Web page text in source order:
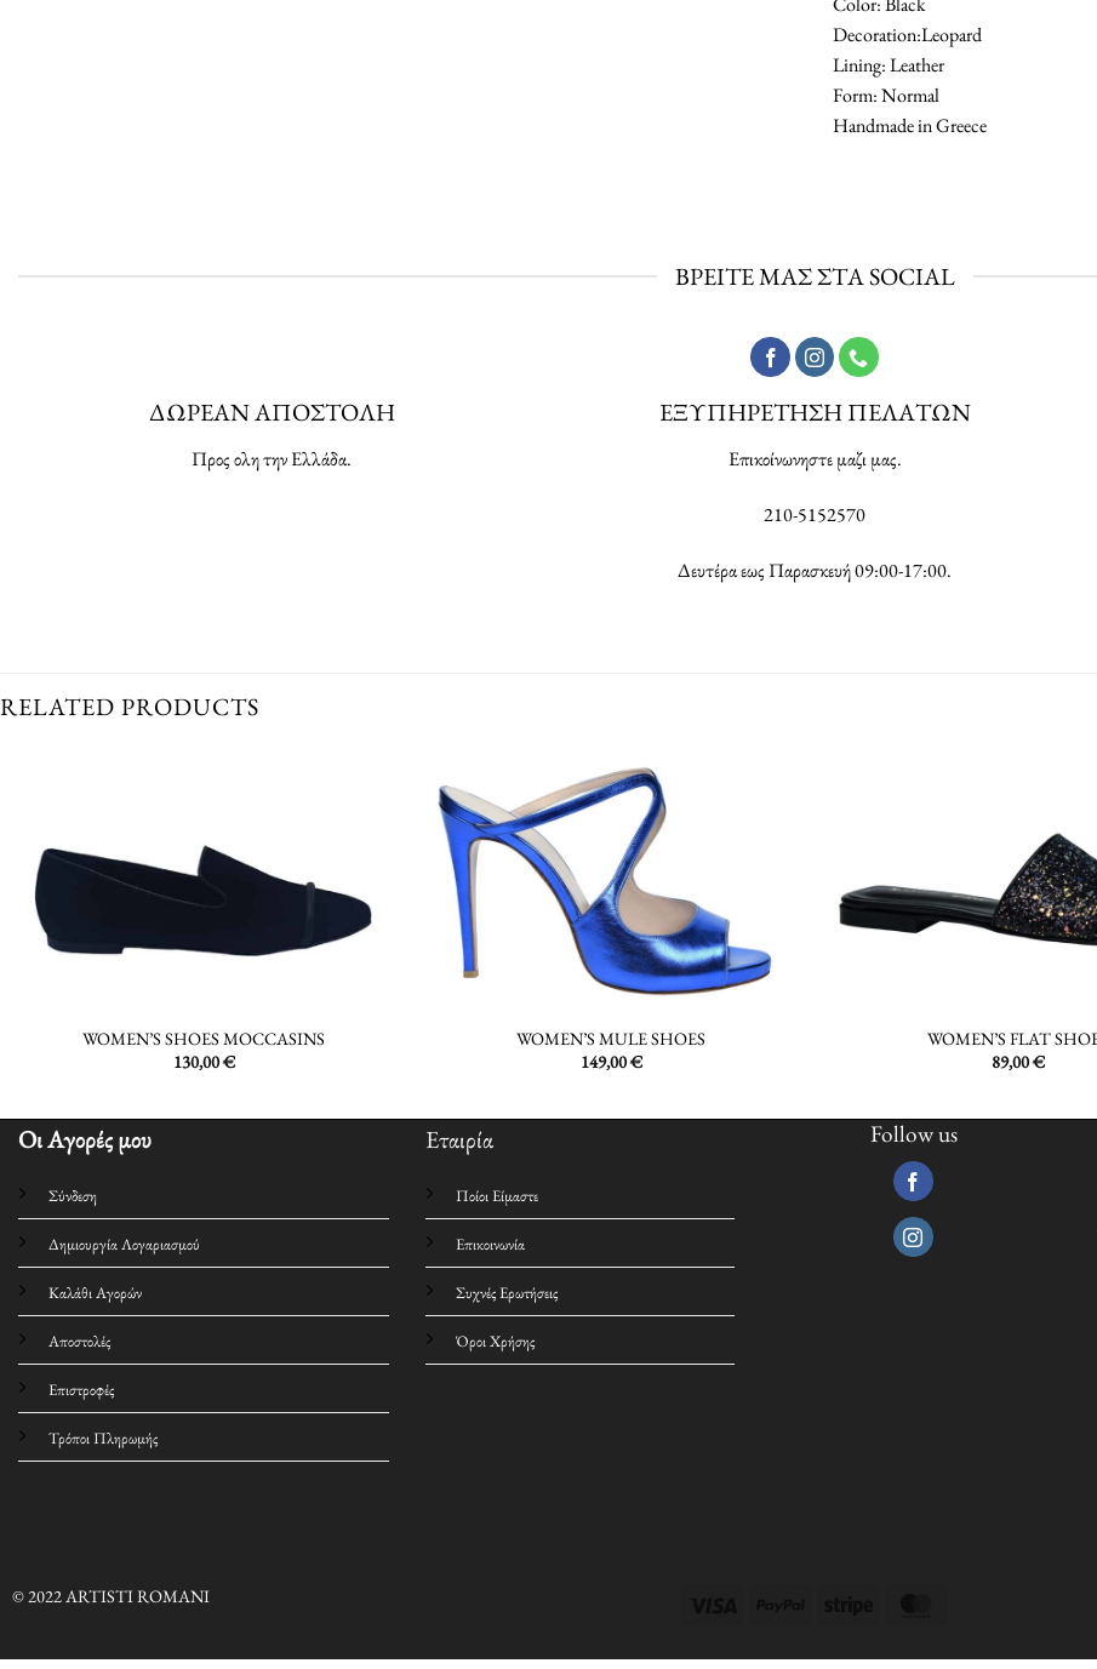
Decoration:Leopard
Lining: Leather
Form: Normal
Handmade in Greece
ΒΡΕΙΤΕ ΜΑΣ ΣΤΑ SOCIAL
ΔΩΡΕΑΝ ΑΠΟΣΤΟΛΗ
Προς ολη την Ελλάδα.
ΕΞΥΠΗΡΕΤΗΣΗ ΠΕΛΑΤΩΝ
Επικοίνωνηστε μαζι μας.
210-5152570
Δευτέρα εως Παρασκευή 09:00-17:00.
RELATED PRODUCTS
WOMEN’S SHOES MOCCASINS
130,00€
WOMEN’S MULE SHOES
149,00€
WOMEN’S FLAT
89,00€
Οι Αγορές μου
Σύνδεση
Δημιουργία Λογαριασμού
Καλάθι Αγορών
Αποστολές
Επιστροφές
Τρόποι Πληρωμής
Εταιρία
Ποίοι Είμαστε
Επικοινωνία
Συχνές Ερωτήσεις
Όροι Χρήσης
Follow us
© 2022 ARTISTI ROMANI